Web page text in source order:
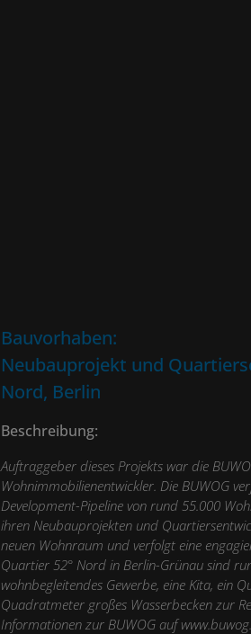
Bauvorhaben:
Neubauprojekt und
Nord, Berlin
Beschreibung:
Auftraggeber dieses Projekts war die
Wohnimmobilienentwickler. Die BUWOG
Development-Pipeline von rund 55.000
ihren Neubauprojekten und
neuen Wohnraum und verfolgt eine
Quartier 52° Nord in Berlin-Grünau sind
wohnbegleitendes Gewerbe, eine Kita, ein
Quadratmeter großes Wasserbecken zur
Informationen zur BUWOG auf